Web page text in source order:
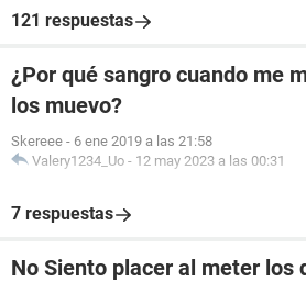
121 respuestas
¿Por qué sangro cuando me
los muevo?
Skereee - 6 ene 2019 a las 21:58
Valery1234_Uo - 12 may 2023 a las 00:31
7 respuestas
No Siento placer al meter los